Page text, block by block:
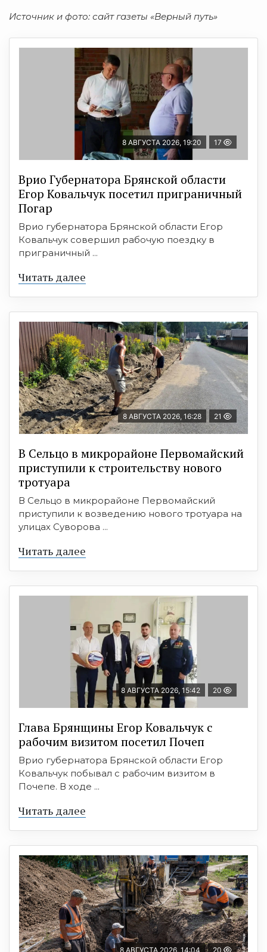
Источник и фото: сайт газеты «Верный путь»
8 АВГУСТА 2026, 19:20 17
Врио Губернатора Брянской области
Егор Ковальчук посетил приграничный
Погар
Врио губернатора Брянской области Егор
Ковальчук совершил рабочую поездку в
приграничный ...
Читать далее
8 АВГУСТА 2026, 16:28 21
В Сельцо в микрорайоне Первомайский
приступили к строительству нового
тротуара
В Сельцо в микрорайоне Первомайский
приступили к возведению нового тротуара на
улицах Суворова ...
Читать далее
8 АВГУСТА 2026, 15:42 20
Глава Брянщины Егор Ковальчук с
рабочим визитом посетил Почеп
Врио губернатора Брянской области Егор
Ковальчук побывал с рабочим визитом в
Почепе. В ходе ...
Читать далее
8 АВГУСТА 2026, 14:04 20